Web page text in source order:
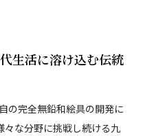
生活に溶け込む伝統
の完全無鉛和絵具の開発に
々な分野に挑戦し続ける九